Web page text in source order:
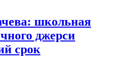
школьная
джерси
срок